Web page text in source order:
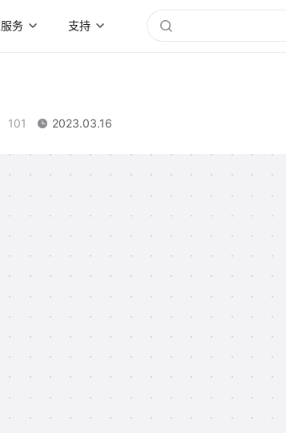
务 支持
101 2023.03.16